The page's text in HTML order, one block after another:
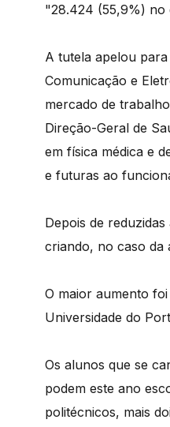
"28.424 (55,9%) no
A tutela apelou
Comunicação e
mercado de
Direção-Geral de
em física médica e
e futuras ao
Depois de
criando, no caso da
O maior aumento
Universidade do
Os alunos que se
podem este ano
politécnicos, mais